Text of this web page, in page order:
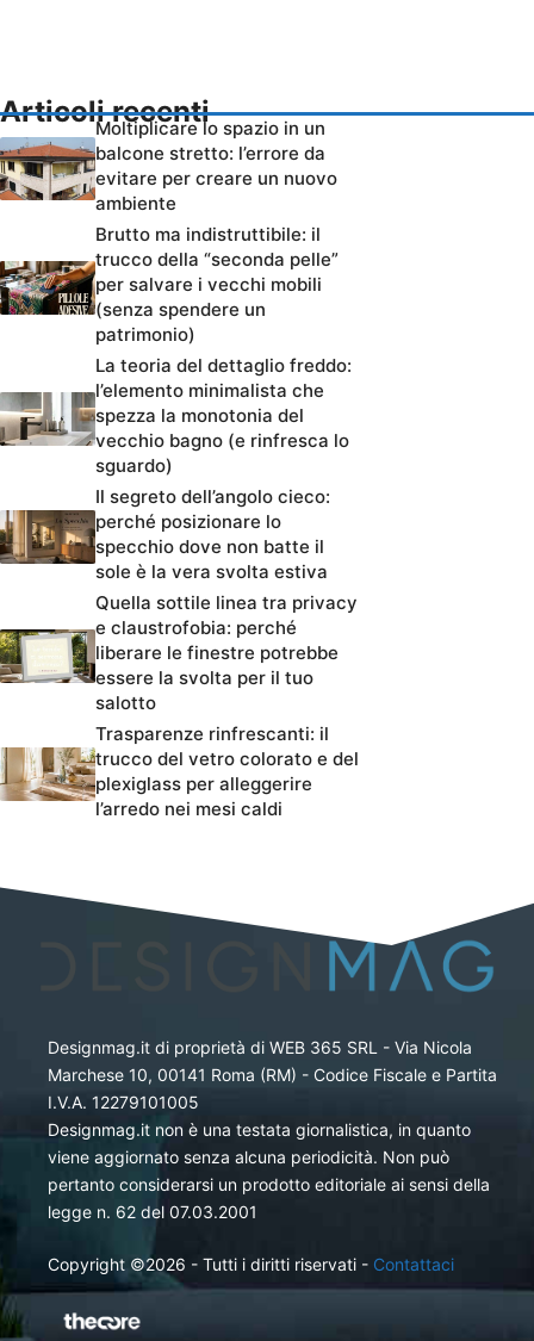
Articoli recenti
Moltiplicare lo spazio in un
balcone stretto: l’errore da
evitare per creare un nuovo
ambiente
Brutto ma indistruttibile: il
trucco della “seconda pelle”
per salvare i vecchi mobili
(senza spendere un
patrimonio)
La teoria del dettaglio freddo:
l’elemento minimalista che
spezza la monotonia del
vecchio bagno (e rinfresca lo
sguardo)
Il segreto dell’angolo cieco:
perché posizionare lo
specchio dove non batte il
sole è la vera svolta estiva
Quella sottile linea tra privacy
e claustrofobia: perché
liberare le finestre potrebbe
essere la svolta per il tuo
salotto
Trasparenze rinfrescanti: il
trucco del vetro colorato e del
plexiglass per alleggerire
l’arredo nei mesi caldi
Designmag.it di proprietà di WEB 365 SRL - Via Nicola
Marchese 10, 00141 Roma (RM) - Codice Fiscale e Partita
I.V.A. 12279101005
Designmag.it non è una testata giornalistica, in quanto
viene aggiornato senza alcuna periodicità. Non può
pertanto considerarsi un prodotto editoriale ai sensi della
legge n. 62 del 07.03.2001
Copyright ©2026 - Tutti i diritti riservati - Contattaci